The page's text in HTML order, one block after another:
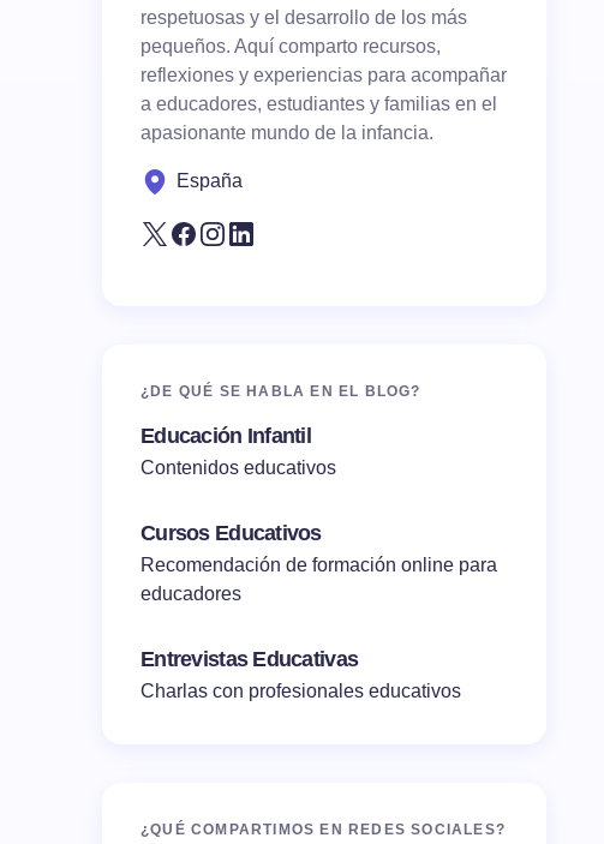
respetuosas y el desarrollo de los más
pequeños. Aquí comparto recursos,
reflexiones y experiencias para acompañar
a educadores, estudiantes y familias en el
apasionante mundo de la infancia.
España
¿DE QUÉ SE HABLA EN EL BLOG?
Educación Infantil
Contenidos educativos
Cursos Educativos
Recomendación de formación online para
educadores
Entrevistas Educativas
Charlas con profesionales educativos
¿QUÉ COMPARTIMOS EN REDES SOCIALES?